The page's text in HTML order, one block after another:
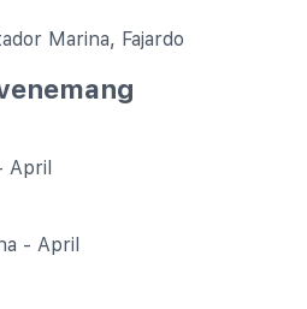
Marina, Fajardo
April
- April